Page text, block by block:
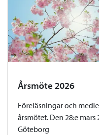
Årsmöte 2026
Föreläsningar och
årsmötet. Den 28:e
Göteborg